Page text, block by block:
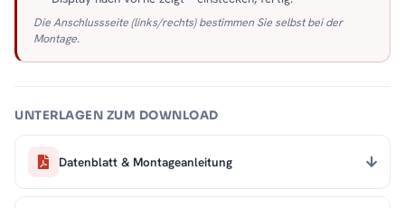
Die Anschlussseite (links/rechts) bestimmen Sie selbst bei der
Montage.
UNTERLAGEN ZUM DOWNLOAD
Datenblatt & Montageanleitung